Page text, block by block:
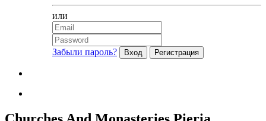
или
Забыли пароль?